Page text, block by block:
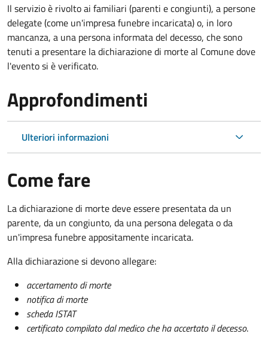
Il servizio è rivolto ai familiari (parenti e congiunti), a persone
delegate (come un'impresa funebre incaricata) o, in loro
mancanza, a una persona informata del decesso, che sono
tenuti a presentare la dichiarazione di morte al Comune dove
l'evento si è verificato.
Approfondimenti
Ulteriori informazioni
Come fare
La dichiarazione di morte deve essere presentata da un
parente, da un congiunto, da una persona delegata o da
un'impresa funebre appositamente incaricata.
Alla dichiarazione si devono allegare:
accertamento di morte
notifica di morte
scheda ISTAT
certificato compilato dal medico che ha accertato il decesso.